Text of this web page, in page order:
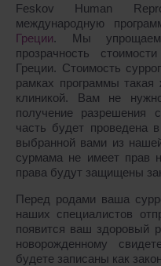
Feskov Human
международную
Греции. Мы упрощаем
прозрачность
Греции. Стоимость
рамках программы такая
клиникой. Вам не
получение разрешения
часть будет проведена
выбранной вами из
сурмама не имеет прав
права будут защищены
Перед родами ваша
наших специалистов
появится ваш здоровый
новорожденному
будете записаны как